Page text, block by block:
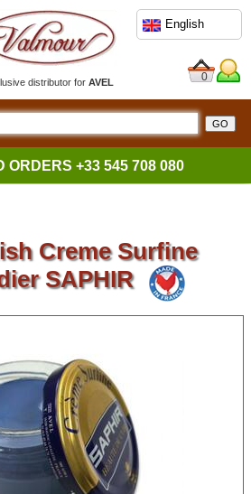
distributor forAVEL
English
0
ORDERS +33 545 708 080
Creme Surfine
SAPHIR